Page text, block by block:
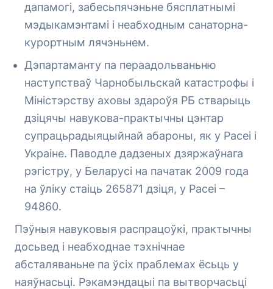
дапамогі, забесьпячэньне бясплатнымі
мэдыкамэнтамі і неабходным санаторна-
курортным лячэньнем.
Дэпартаманту па пераадольваньню
наступстваў Чарнобыльскай катастрофы і
Міністэрству аховы здароўя РБ стварыць
дзіцячы навукова-практычны цэнтар
супрацьрадыяцыйнай абароны, як у Расеі і
Украіне. Паводле дадзеных дзяржаўнага
рэгістру, у Беларусі на пачатак 2009 года
на ўліку стаіць 265871 дзіця, у Расеі –
94860.
Пэўныя навуковыя распрацоўкі, практычны
досьвед і неабходнае тэхнічнае
абсталяваньне па ўсіх праблемах ёсьць у
наяўнасьці. Рэкамэндацыі па вытворчасьці